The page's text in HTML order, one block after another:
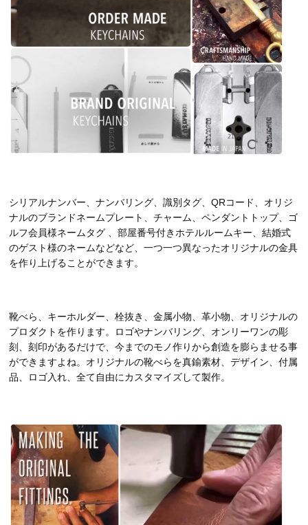
シリアルナンバー、ナンバリング、識別タグ、QRコード、オリジ
ナルのブランドネームプレート、チャーム、ペンダントトップ、ゴ
ルフ会員様ネームタグ 、部屋番号付きホテルルームキー、結婚式
のゲスト様のネームなどなど、一つ一つ異なったオリジナルの金具
を作り上げることができます。
靴べら、キーホルダー、栓抜き、金属小物、革小物、オリジナルの
プロダクトを作ります。ロゴやナンバリング、オンリーワンの彫
刻、刻印があるだけで、今までのモノ作りから創造を膨らませる事
ができますよね。オリジナルの靴べらを真鍮素材、デザイン、付属
品、ロゴ入れ、全て自由にカスタマイズして製作。